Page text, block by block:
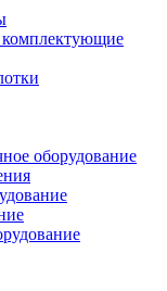
комплектующие
оборудование